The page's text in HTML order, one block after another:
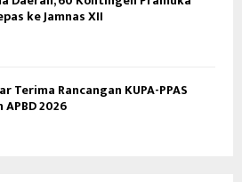
ke Jamnas XII
Terima Rancangan KUPA-PPAS
2026